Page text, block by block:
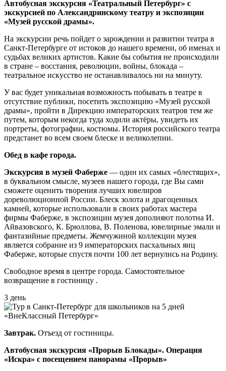
Автобусная экскурсия «Театральный Петербург» с
экскурсией по Александринскому театру и экспозиции
«Музей русской драмы».
На экскурсии речь пойдет о зарождении и развитии театра в
Санкт-Петербурге от истоков до нашего времени, об именах и
судьбах великих артистов. Какие бы события не происходили
в стране – восстания, революции, войны, блокада –
театральное искусство не останавливалось ни на минуту.
У вас будет уникальная возможность побывать в театре в
отсутствие публики, посетить экспозицию «Музей русской
драмы», пройти в Дирекцию императорских театров тем же
путем, которым некогда туда ходили актёры, увидеть их
портреты, фотографии, костюмы. История российского театра
предстанет во всем своем блеске и великолепии.
Обед в кафе города.
Экскурсия в музей Фаберже — один их самых «блестящих»,
в буквальном смысле, музеев нашего города, где Вы сами
сможете оценить творения лучших ювелиров
дореволюционной России. Блеск золота и драгоценных
камней, которые использовали в своих работах мастера
фирмы Фаберже, в экспозиции музея дополняют полотна И.
Айвазовского, К. Брюллова, В. Поленова, ювелирные эмали и
фантазийные предметы. Жемчужиной коллекции музея
является собрание из 9 императорских пасхальных яиц
Фаберже, которые спустя почти 100 лет вернулись на Родину.
Свободное время в центре города. Самостоятельное
возвращение в гостиницу .
3 день
Завтрак. Отъезд от гостиницы.
Автобусная экскурсия «Прорыв Блокады». Операция
«Искра» с посещением панорамы «Прорыв»